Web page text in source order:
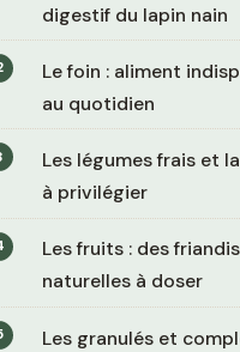
digestif du lapin nain
Le foin : aliment
au quotidien
Les légumes frais et
à privilégier
Les fruits : des
naturelles à doser
Les granulés et